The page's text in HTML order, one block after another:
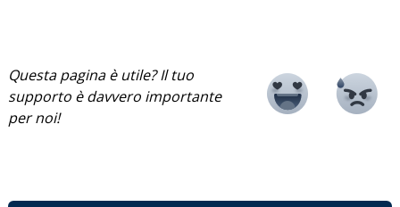
Questa pagina è utile? Il tuo
supporto è davvero importante
per noi!